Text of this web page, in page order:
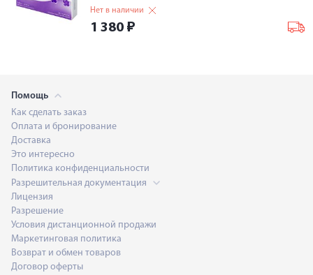
Нет в наличии
1 380 ₽
Помощь
Как сделать заказ
Оплата и бронирование
Доставка
Это интересно
Политика конфиденциальности
Разрешительная документация
Лицензия
Разрешение
Условия дистанционной продажи
Маркетинговая политика
Возврат и обмен товаров
Договор оферты